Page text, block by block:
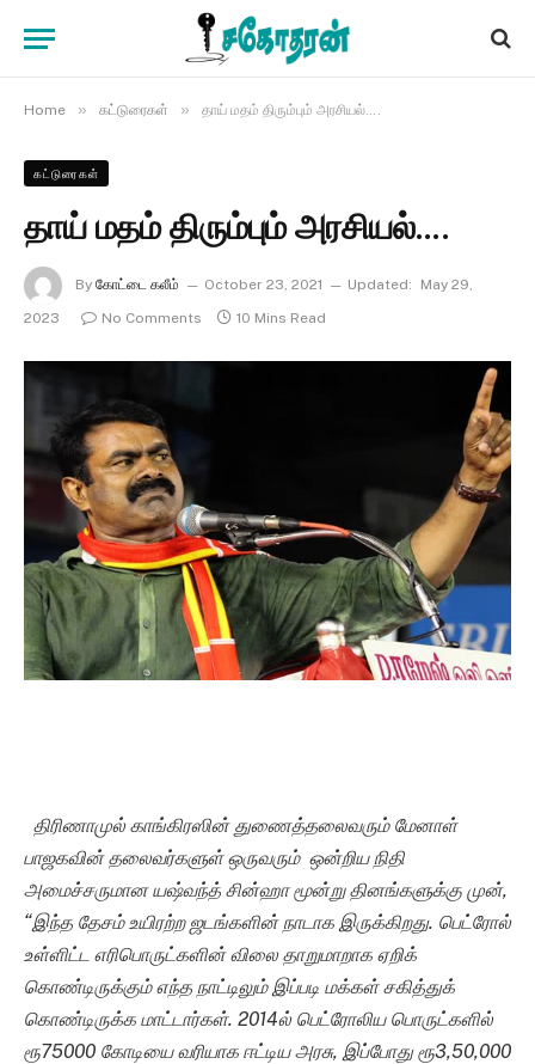
Home » கட்டுரைகள் » தாய் மதம் திரும்பும் அரசியல்….
கட்டுரைகள்
தாய் மதம் திரும்பும் அரசியல்….
By கோட்டை கலீம் October 23, 2021 Updated:
May 29,
2023
No Comments 10 Mins Read
திரிணாமுல் காங்கிரஸின் துணைத்தலைவரும் மேனாள்
பாஜகவின் தலைவர்களுள் ஒருவரும் ஒன்றிய நிதி
அமைச்சருமான யஷ்வந்த் சின்ஹா மூன்று தினங்களுக்கு முன்,
“இந்த தேசம் உயிரற்ற ஜடங்களின் நாடாக இருக்கிறது. பெட்ரோல்
உள்ளிட்ட எரிபொருட்களின் விலை தாறுமாறாக ஏறிக்
கொண்டிருக்கும் எந்த நாட்டிலும் இப்படி மக்கள் சகித்துக்
கொண்டிருக்க மாட்டார்கள். 2014ல் பெட்ரோலிய பொருட்களில்
ரூ75000 கோடியை வரியாக ஈட்டிய அரசு, இப்போது ரூ3,50,000